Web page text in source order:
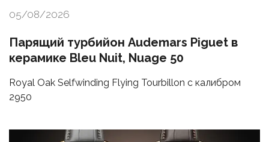
05/08/2026
Парящий турбийон Audemars Piguet в
керамике Bleu Nuit, Nuage 50
Royal Oak Selfwinding Flying Tourbillon с калибром
2950